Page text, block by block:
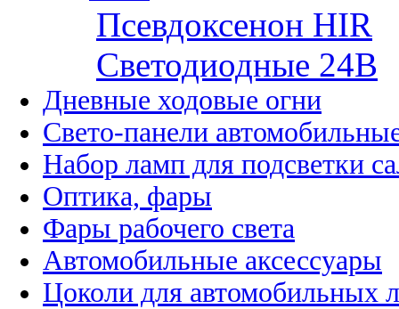
Псевдоксенон HIR
Cветодиодные 24B
Дневные ходовые огни
Свето-панели
Набор ламп для подсветки
Оптика, фары
Фары рабочего света
Автомобильные аксессуары
Цоколи для автомобильных